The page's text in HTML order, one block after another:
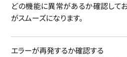
どの機能に異常があるか確認して
がスムーズになります。
エラーが再発するか確認する